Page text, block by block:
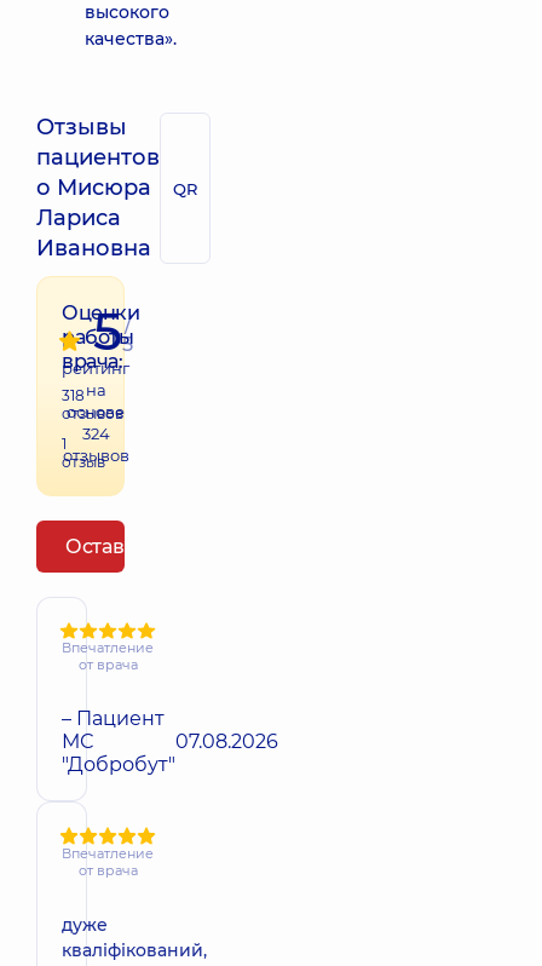
высокого
качества».
Отзывы
пациентов
о Мисюра
Лариса
Ивановна
QR
Оценки
работы
врача:
318
отзывов
1
отзыв
5/
5
рейтинг
на
основе
324
отзывов
Оставить отзыв
Впечатление
от врача
– Пациент
МС
"Добробут"
07.08.2026
Впечатление
от врача
дуже
кваліфікований,